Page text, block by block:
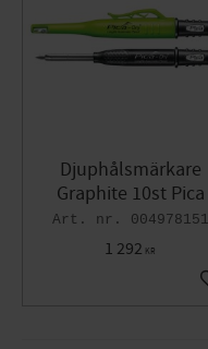
Djuphålsmärkare
Graphite 10st Pica
004978151
1 292 KR